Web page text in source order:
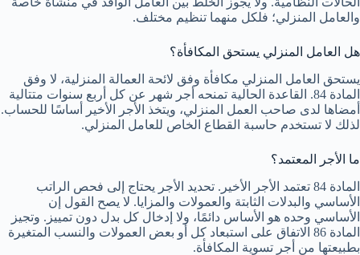
والعامل المنزلي؛ فلكل منهما تنظيم مختلف.
هل العامل المنزلي يستحق المكافأة؟
يستحق العامل المنزلي مكافأة وفق لائحة العمالة المنزلية، لا وفق
المادة 84. القاعدة الحالية تمنحه أجر شهر عن كل أربع سنوات متتالية
أمضاها لدى صاحب العمل المنزلي، ويتخذ الأجر الأخير أساسًا للحساب.
لذلك لا تستخدم حاسبة القطاع الخاص للعامل المنزلي.
ما الأجر المعتمد؟
المادة 84 تعتمد الأجر الأخير. تحديد الأجر يحتاج إلى فحص الراتب
الأساسي والبدلات الثابتة والعمولات والمزايا. لا يصح القول إن
الأساسي وحده هو الأساس دائمًا، ولا إدخال كل بدل دون تمييز. وتجيز
المادة 86 الاتفاق على استبعاد كل أو بعض العمولات والنسب المتغيرة
بطبيعتها من أجر تسوية المكافأة.